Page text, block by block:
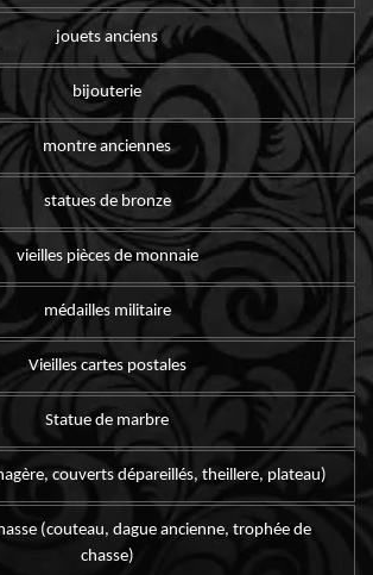
jouets anciens
bijouterie
montre anciennes
statues de bronze
vieilles pièces de monnaie
médailles militaire
Vieilles cartes postales
Statue de marbre
couverts dépareillés, theillere, plateau)
(couteau, dague ancienne, trophée de
chasse)